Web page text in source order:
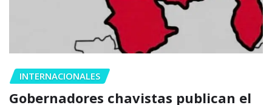
INTERNACIONALES
Gobernadores chavistas publican el